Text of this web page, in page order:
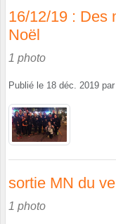
16/12/19 : Des
Noël
1 photo
Publié le 18 déc. 2019 par
sortie MN du
1 photo